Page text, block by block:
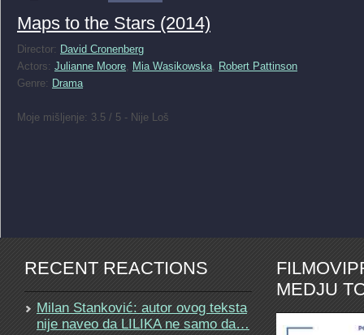
Maps to the Stars (2014)
Director: David Cronenberg
Actors: Julianne Moore Mia Wasikowska
Robert Pattinson
Genre: Drama
Moje mišljenje: 3.5 / 5 - Nije Loš
RECENT REACTIONS
Milan Stanković: autor ovog teksta
nije naveo da LILIKA ne samo da…
MEDJU